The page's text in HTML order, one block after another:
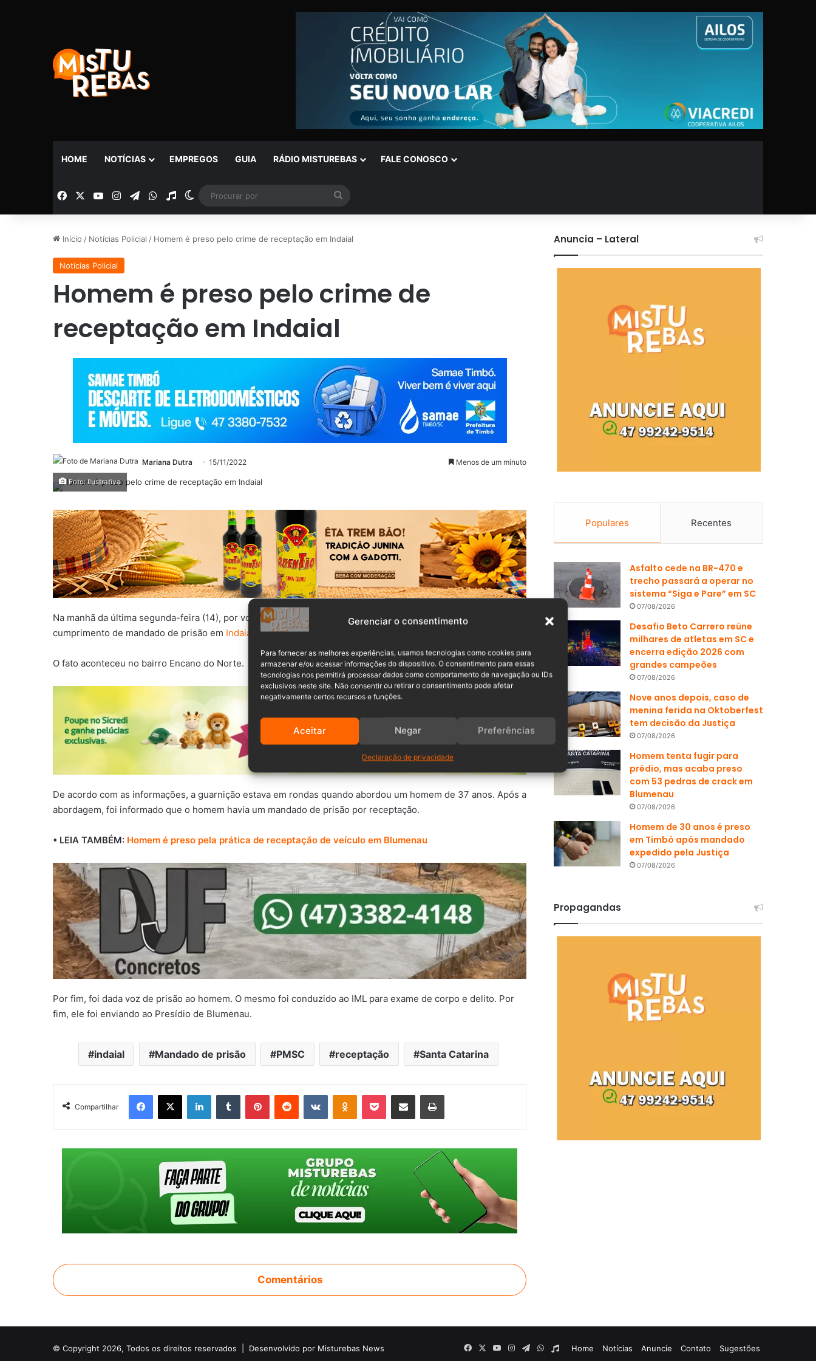
Gerenciar o consentimento
Para fornecer as melhores experiências, usamos tecnologias como cookies para
armazenar e/ou acessar informações do dispositivo. O consentimento para essas
tecnologias nos permitirá processar dados como comportamento de navegação ou IDs
exclusivos neste site. Não consentir ou retirar o consentimento pode afetar
negativamente certos recursos e funções.
Aceitar Negar Preferências
Declaração de privacidade
HOME NOTÍCIAS EMPREGOS GUIA RÁDIO MISTUREBAS FALE CONOSCO
Facebook YouTubeInstagramTelegramWhatsApp
Rádio Switch skin
por
Início / Notícias Policial / Homem é preso pelo crime de receptação em Indaial
Notícias Policial
Homem é preso pelo crime de
receptação em Indaial
Mariana Dutra 15/11/2022 Menos de um minuto
Foto: Ilustrativa
Na manhã da última segunda-feira (14), por volta das 11h00, a Polícia Militar atendeu uma ocorrência de
cumprimento de mandado de prisão em Indaial
O fato aconteceu no bairro Encano do Norte.
De acordo com as informações, a guarnição estava em rondas quando abordou um homem de 37 anos. Após a
abordagem, foi informado que o homem havia um mandado de prisão por receptação.
• LEIA TAMBÉM: Homem é preso pela prática de receptação de veículo em Blumenau
Por fim, foi dada voz de prisão ao homem. O mesmo foi conduzido ao IML para exame de corpo e delito. Por
fim, ele foi enviando ao Presídio de Blumenau.
indaial Mandado de prisão PMSC receptação Santa Catarina
Compartilhar
Comentários
Anuncia – Lateral
Populares Recentes
Asfalto cede na BR-470 e
trecho passará a operar no
sistema “Siga e Pare” em SC
07/08/2026
Desafio Beto Carrero reúne
milhares de atletas em SC e
encerra edição 2026 com
grandes campeões
07/08/2026
Nove anos depois, caso de
menina ferida na Oktoberfest
tem decisão da Justiça
07/08/2026
Homem tenta fugir para
prédio, mas acaba preso
com 53 pedras de crack em
Blumenau
07/08/2026
Homem de 30 anos é preso
em Timbó após mandado
expedido pela Justiça
07/08/2026
Propagandas
© Copyright 2026, Todos os direitos reservados | Desenvolvido por Misturebas News Home Notícias Anuncie Contato Sugestões
FacebookYouTubeInstagram
TelegramWhatsApp
Rádio